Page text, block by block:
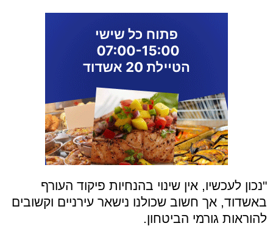
"נכון לעכשיו, אין שינוי בהנחיות פיקוד העורף
באשדוד, אך חשוב שכולנו נישאר עירניים וקשובים
להוראות גורמי הביטחון.